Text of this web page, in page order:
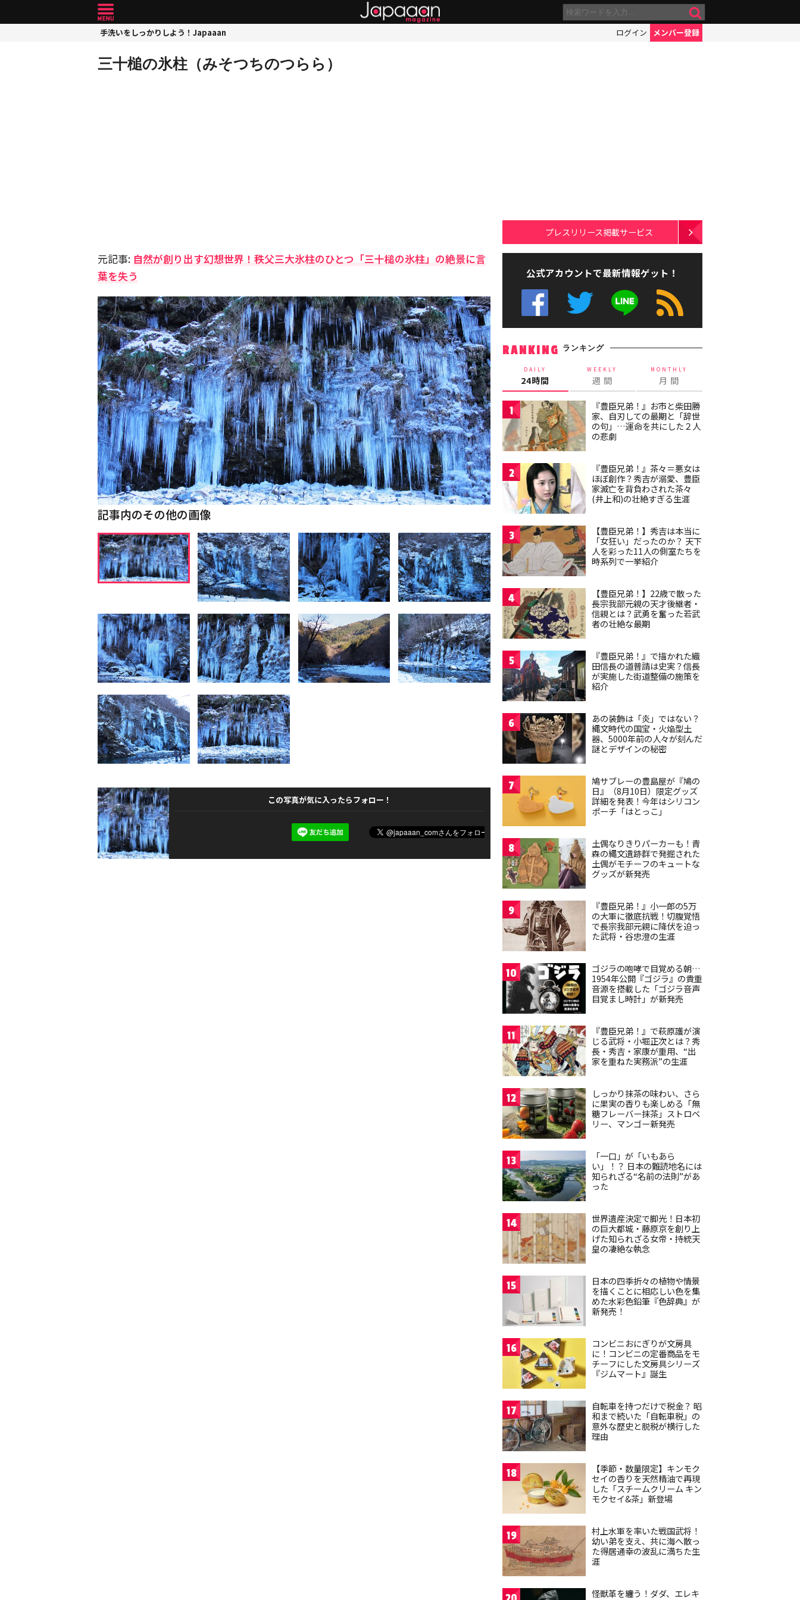
手洗いをしっかりしよう！Japaaan ログイン メンバー登録
三十槌の氷柱（みそつちのつらら）
元記事: 自然が創り出す幻想世界！秩父三大氷柱のひとつ「三十槌の氷柱」の絶景に言
葉を失う
記事内のその他の画像
この写真が気に入ったらフォロー！
プレスリリース掲載サービス
公式アカウントで最新情報ゲット！
RANKING ランキング
DAILY
24時間
WEEKLY
週 間
MONTHLY
月 間
1
『豊臣兄弟！』お市と柴田勝
家、自刃しての最期と「辞世
の句」…運命を共にした２人
の悲劇
2
『豊臣兄弟！』茶々＝悪女は
ほぼ創作？秀吉が溺愛、豊臣
家滅亡を背負わされた茶々
(井上和)の壮絶すぎる生涯
3
【豊臣兄弟！】秀吉は本当に
「女狂い」だったのか？ 天下
人を彩った11人の側室たちを
時系列で一挙紹介
4
【豊臣兄弟！】22歳で散った
長宗我部元親の天才後継者・
信親とは？武勇を奮った若武
者の壮絶な最期
5
『豊臣兄弟！』で描かれた織
田信長の道普請は史実？信長
が実施した街道整備の施策を
紹介
6
あの装飾は「炎」ではない？
縄文時代の国宝・火焔型土
器、5000年前の人々が刻んだ
謎とデザインの秘密
7
鳩サブレーの豊島屋が『鳩の
日』（8月10日）限定グッズ
詳細を発表！今年はシリコン
ポーチ「はとっこ」
8
土偶なりきりパーカーも！青
森の縄文遺跡群で発掘された
土偶がモチーフのキュートな
グッズが新発売
9
『豊臣兄弟！』小一郎の5万
の大軍に徹底抗戦！切腹覚悟
で長宗我部元親に降伏を迫っ
た武将・谷忠澄の生涯
10
ゴジラの咆哮で目覚める朝…
1954年公開『ゴジラ』の貴重
音源を搭載した「ゴジラ音声
目覚まし時計」が新発売
11
『豊臣兄弟！』で萩原護が演
じる武将・小堀正次とは？秀
長・秀吉・家康が重用、“出
家を重ねた実務派”の生涯
12
しっかり抹茶の味わい、さら
に果実の香りも楽しめる「無
糖フレーバー抹茶」ストロベ
リー、マンゴー新発売
13
「一口」が「いもあら
い」！？ 日本の難読地名には
知られざる“名前の法則”があ
った
14
世界遺産決定で脚光！日本初
の巨大都城・藤原京を創り上
げた知られざる女帝・持統天
皇の凄絶な執念
15
日本の四季折々の植物や情景
を描くことに相応しい色を集
めた水彩色鉛筆『色辞典』が
新発売！
16
コンビニおにぎりが文房具
に！コンビニの定番商品をモ
チーフにした文房具シリーズ
『ジムマート』誕生
17
自転車を持つだけで税金？ 昭
和まで続いた「自転車税」の
意外な歴史と脱税が横行した
理由
18
【季節・数量限定】キンモク
セイの香りを天然精油で再現
した「スチームクリーム キン
モクセイ&茶」新登場
19
村上水軍を率いた戦国武将！
幼い弟を支え、共に海へ散っ
た得居通幸の波乱に満ちた生
涯
怪獣革を纏う！ダダ、エレキ